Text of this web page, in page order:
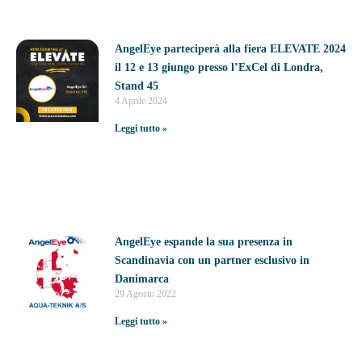
AngelEye parteciperà alla fiera ELEVATE 2024
il 12 e 13 giungo presso l’ExCel di Londra,
Stand 45
4 Aprile 2024
Leggi tutto »
AngelEye espande la sua presenza in
Scandinavia con un partner esclusivo in
Danimarca
29 Agosto 2022
Leggi tutto »